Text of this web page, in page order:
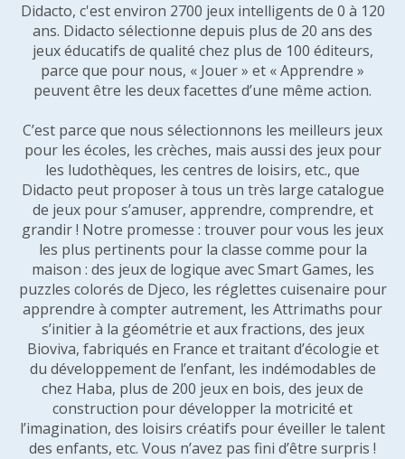
Didacto, c'est environ 2700 jeux intelligents de 0 à 120
ans. Didacto sélectionne depuis plus de 20 ans des
jeux éducatifs de qualité chez plus de 100 éditeurs,
parce que pour nous, « Jouer » et « Apprendre »
peuvent être les deux facettes d’une même action.
C’est parce que nous sélectionnons les meilleurs jeux
pour les écoles, les crèches, mais aussi des jeux pour
les ludothèques, les centres de loisirs, etc., que
Didacto peut proposer à tous un très large catalogue
de jeux pour s’amuser, apprendre, comprendre, et
grandir ! Notre promesse : trouver pour vous les jeux
les plus pertinents pour la classe comme pour la
maison : des jeux de logique avec Smart Games, les
puzzles colorés de Djeco, les réglettes cuisenaire pour
apprendre à compter autrement, les Attrimaths pour
s’initier à la géométrie et aux fractions, des jeux
Bioviva, fabriqués en France et traitant d’écologie et
du développement de l’enfant, les indémodables de
chez Haba, plus de 200 jeux en bois, des jeux de
construction pour développer la motricité et
l’imagination, des loisirs créatifs pour éveiller le talent
des enfants, etc. Vous n’avez pas fini d’être surpris !